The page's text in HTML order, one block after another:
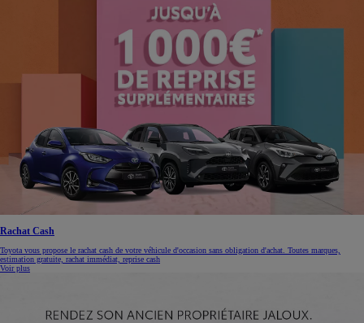
Rachat Cash
Toyota vous propose le rachat cash de votre véhicule d'occasion sans obligation d'achat. Toutes marques,
estimation gratuite, rachat immédiat, reprise cash
Voir plus